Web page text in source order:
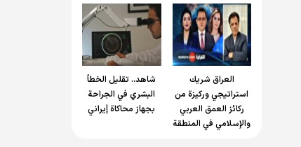
العراق شريك
استراتيجي وركيزة من
ركائز العمق العربي
والإسلامي في المنطقة
شاهد.. تقليل الخطأ
البشري في الجراحة
بجهاز محاكاة إيراني